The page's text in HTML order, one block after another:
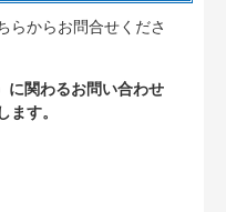
らからお問合せくださ
に関わるお問い合わせ
ます。